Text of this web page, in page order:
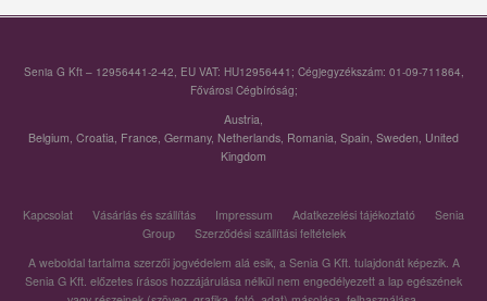
Senia G Kft – 12956441-2-42, EU VAT: HU12956441; Cégjegyzékszám: 01-09-711864,
Fővárosi Cégbíróság;
Austria,
Belgium, Croatia, France, Germany, Netherlands, Romania, Spain, Sweden, United
Kingdom
Kapcsolat Vásárlás és szállítás Impressum Adatkezelési tájékoztató
Senia
Group
Szerződési szállítási feltételek
A weboldal tartalma szerzői jogvédelem alá esik, a Senia G Kft. tulajdonát képezik. A
Senia G Kft. előzetes írásos hozzájárulása nélkül nem engedélyezett a lap egészének